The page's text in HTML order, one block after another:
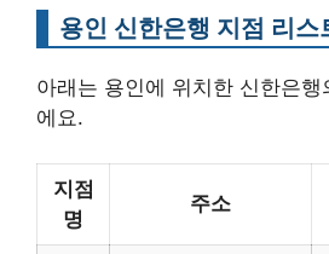
용인 신한은행 지점 리스
아래는 용인에 위치한 신한은
에요.
지점
명
주소